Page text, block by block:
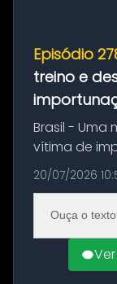
Episódio
treino e
Brasil - Uma
vítima de
assistir a
treinava na
Feira de
20/07/2026
Ouça o texto